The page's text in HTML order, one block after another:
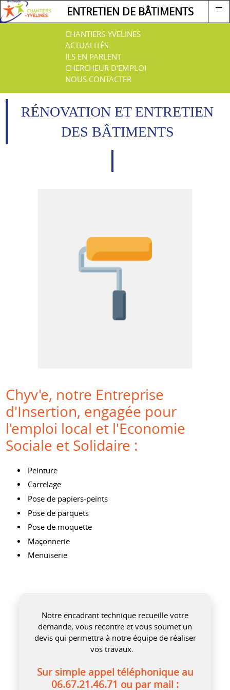
CHANTIERS-YVELINES
ACTUALITÉS
ILS EN PARLENT
CHERCHEUR D'EMPLOI
NOUS CONTACTER
RÉNOVATION ET ENTRETIEN
DES BÂTIMENTS
Chyv'e, notre Entreprise
d'Insertion, engagée pour
l'emploi local et l'Economie
Sociale et Solidaire :
Peinture
Carrelage
Pose de papiers-peints
Pose de parquets
Pose de moquette
Maçonnerie
Menuiserie
Notre encadrant technique recueille votre
demande, vous recontre et vous soumet un
devis qui permettra à notre équipe de réaliser
vos travaux.
Sur simple appel téléphonique au
06.67.21.46.71 ou par mail :
ENTRETIEN DE BÂTIMENTS ≡